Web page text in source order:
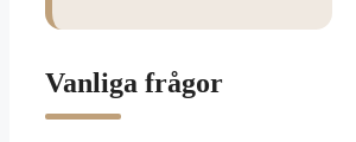
Vanliga frågor